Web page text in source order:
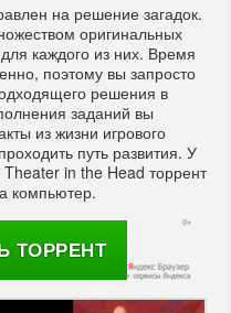
на решение загадок.
оригинальных
каждого из них. Время
поэтому вы запросто
решения в
заданий вы
из жизни игрового
путь развития. У
in the Head торрент
компьютер.
ТОРРЕНТ